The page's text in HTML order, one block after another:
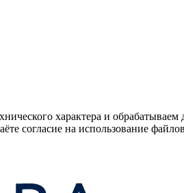
характера и
согласие на использование